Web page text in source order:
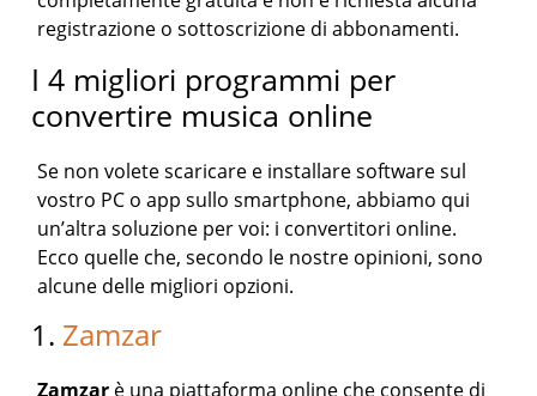
registrazione o sottoscrizione di abbonamenti.
I 4 migliori programmi per
convertire musica online
Se non volete scaricare e installare software sul
vostro PC o app sullo smartphone, abbiamo qui
un’altra soluzione per voi: i convertitori online.
Ecco quelle che, secondo le nostre opinioni, sono
alcune delle migliori opzioni.
1. Zamzar
Zamzar è una piattaforma online che consente di